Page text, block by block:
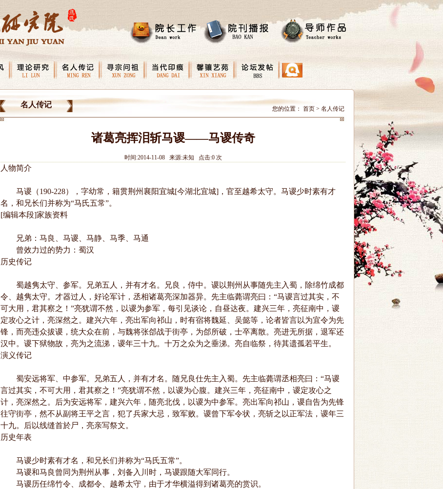
名人传记 您的位置： 首页 > 名人传记
诸葛亮挥泪斩马谡——马谡传奇
时间:2014-11-08 来源:未知 点击:0次
人物简介
马谡（190-228），字幼常，籍贯荆州襄阳宜城[今湖北宜城]，官至越希太守。马谡少时素有才
名，和兄长们并称为“马氏五常”。
[编辑本段]家族资料
兄弟：马良、马谡、马静、马季、马通
曾效力过的势力：蜀汉
历史传记
蜀越隽太守、参军。兄弟五人，并有才名。兄良，侍中。谡以荆州从事随先主入蜀，除绵竹成都
令、越隽太守。才器过人，好论军计，丞相诸葛亮深加器异。先主临薨谓亮曰：“马谡言过其实，不
可大用，君其察之！”亮犹谓不然，以谡为参军，每引见谈论，自昼达夜。建兴三年，亮征南中，谡
定攻心之计，亮深然之。建兴六年，亮出军向祁山，时有宿将魏延、吴懿等，论者皆言以为宜令为先
锋，而亮违众拔谡，统大众在前，与魏将张郃战于街亭，为郃所破，士卒离散。亮进无所据，退军还
汉中。谡下狱物故，亮为之流涕，谡年三十九。十万之众为之垂涕。亮自临祭，待其遗孤若平生。
演义传记
蜀安远将军、中参军。兄弟五人，并有才名。随兄良仕先主入蜀。先主临薨谓丞相亮曰：“马谡
言过其实，不可大用，君其察之！”亮犹谓不然，以谡为心腹。建兴三年，亮征南中，谡定攻心之
计，亮深然之。后为安远将军，建兴六年，随亮北伐，以谡为中参军。亮出军向祁山，谡自告为先锋
往守街亭，然不从副将王平之言，犯了兵家大忌，致军败。谡曾下军令状，亮斩之以正军法，谡年三
十九。后以线缝首於尸，亮亲写祭文。
历史年表
马谡少时素有才名，和兄长们并称为“马氏五常”。
马谡和马良曾同为荆州从事，刘备入川时，马谡跟随大军同行。
马谡历任绵竹令、成都令、越希太守，由于才华横溢得到诸葛亮的赏识。